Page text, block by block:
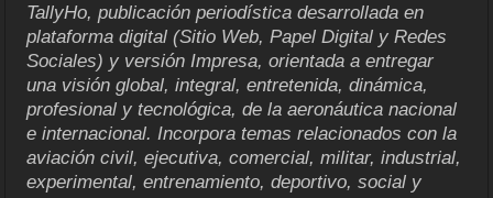
TallyHo, publicación periodística desarrollada en
plataforma digital (Sitio Web, Papel Digital y Redes
Sociales) y versión Impresa, orientada a entregar
una visión global, integral, entretenida, dinámica,
profesional y tecnológica, de la aeronáutica nacional
e internacional. Incorpora temas relacionados con la
aviación civil, ejecutiva, comercial, militar, industrial,
experimental, entrenamiento, deportivo, social y